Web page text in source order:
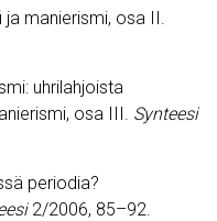
manierismi, osa II.
uhrilahjoista
osa III. Synteesi
periodia?
2/2006, 85–92.